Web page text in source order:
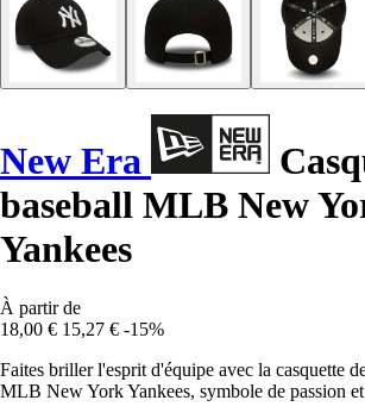
New Era
baseball MLB New
Yankees
À partir de
18,00 € 15,27 € -15%
Faites briller l'esprit d'équipe avec la casquette
MLB New York Yankees, symbole de passion